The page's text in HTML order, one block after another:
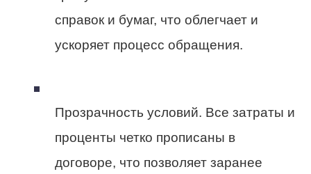
справок и бумаг, что облегчает и
ускоряет процесс обращения.
Прозрачность условий. Все затраты и
проценты четко прописаны в
договоре, что позволяет заранее